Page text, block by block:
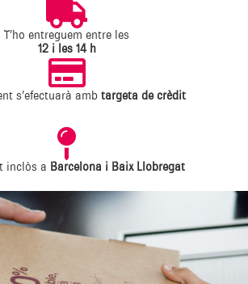

T’ho entreguem entre les
12 i les 14 h

s’efectuarà amb targeta de crèdit

inclòs a Barcelona i Baix Llobregat